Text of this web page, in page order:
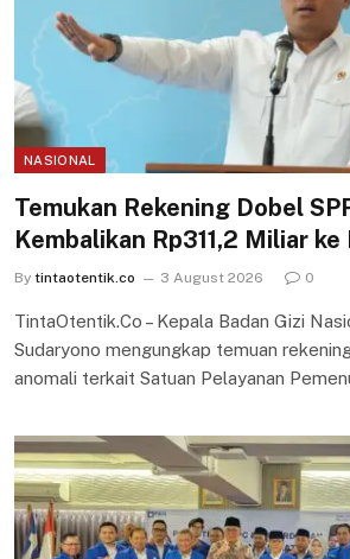
NASIONAL
Temukan Rekening Dobel
Kembalikan Rp311,2 Miliar
By tintaotentik.co 3 August 2026 0
TintaOtentik.Co – Kepala Badan Gizi
Sudaryono mengungkap temuan
anomali terkait Satuan Pelayanan